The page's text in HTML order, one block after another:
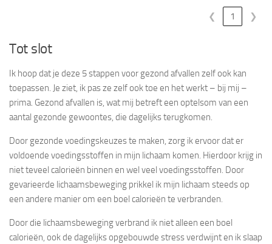
❮ 1 ❯
Tot slot
Ik hoop dat je deze 5 stappen voor gezond afvallen zelf ook kan
toepassen. Je ziet, ik pas ze zelf ook toe en het werkt – bij mij –
prima. Gezond afvallen is, wat mij betreft een optelsom van een
aantal gezonde gewoontes, die dagelijks terugkomen.
Door gezonde voedingskeuzes te maken, zorg ik ervoor dat er
voldoende voedingsstoffen in mijn lichaam komen. Hierdoor krijg in
niet teveel calorieën binnen en wel veel voedingsstoffen. Door
gevarieerde lichaamsbeweging prikkel ik mijn lichaam steeds op
een andere manier om een boel calorieën te verbranden.
Door die lichaamsbeweging verbrand ik niet alleen een boel
calorieën, ook de dagelijks opgebouwde stress verdwijnt en ik slaap